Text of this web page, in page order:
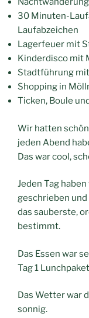
30 Minuten-
Laufabzeichen
Lagerfeuer mit
Kinderdisco mit
Stadtführung
Shopping in
Ticken, Boule
Wir hatten
jeden Abend
Das war cool,
Jeden Tag
geschrieben
das sauberste,
bestimmt.
Das Essen war
Tag 1
Das Wetter war
sonnig.